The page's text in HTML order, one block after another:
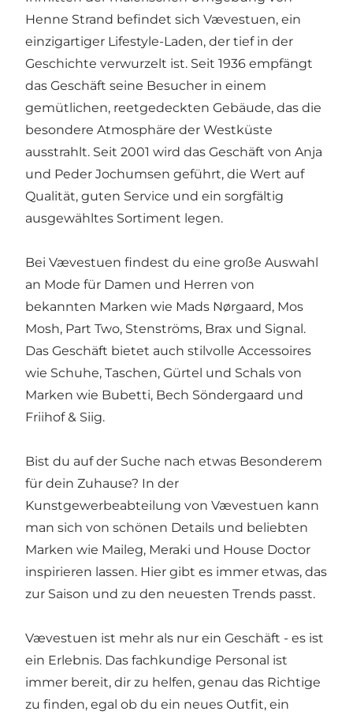
Henne Strand befindet sich Vævestuen, ein
einzigartiger Lifestyle-Laden, der tief in der
Geschichte verwurzelt ist. Seit 1936 empfängt
das Geschäft seine Besucher in einem
gemütlichen, reetgedeckten Gebäude, das die
besondere Atmosphäre der Westküste
ausstrahlt. Seit 2001 wird das Geschäft von Anja
und Peder Jochumsen geführt, die Wert auf
Qualität, guten Service und ein sorgfältig
ausgewähltes Sortiment legen.
Bei Vævestuen findest du eine große Auswahl
an Mode für Damen und Herren von
bekannten Marken wie Mads Nørgaard, Mos
Mosh, Part Two, Stenströms, Brax und Signal.
Das Geschäft bietet auch stilvolle Accessoires
wie Schuhe, Taschen, Gürtel und Schals von
Marken wie Bubetti, Bech Söndergaard und
Friihof & Siig.
Bist du auf der Suche nach etwas Besonderem
für dein Zuhause? In der
Kunstgewerbeabteilung von Vævestuen kann
man sich von schönen Details und beliebten
Marken wie Maileg, Meraki und House Doctor
inspirieren lassen. Hier gibt es immer etwas, das
zur Saison und zu den neuesten Trends passt.
Vævestuen ist mehr als nur ein Geschäft - es ist
ein Erlebnis. Das fachkundige Personal ist
immer bereit, dir zu helfen, genau das Richtige
zu finden, egal ob du ein neues Outfit, ein